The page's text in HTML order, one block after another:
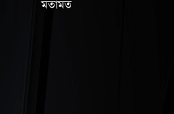
মতামত